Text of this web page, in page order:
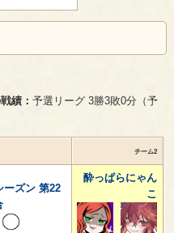
績：予選リーグ 3勝3敗0分（予
チーム2
ーズン 第22
酔っぱらにゃん
こ